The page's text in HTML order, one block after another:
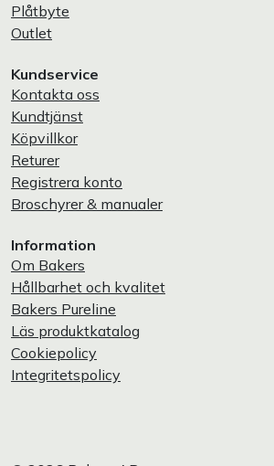
Plåtbyte
Outlet
Kundservice
Kontakta oss
Kundtjänst
Köpvillkor
Returer
Registrera konto
Broschyrer & manualer
Information
Om Bakers
Hållbarhet och kvalitet
Bakers Pureline
Läs produktkatalog
Cookiepolicy
Integritetspolicy